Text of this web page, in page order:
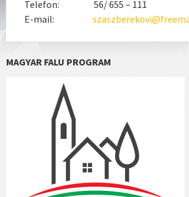
Telefon: 56/ 655 – 111
E-mail:
MAGYAR FALU PROGRAM